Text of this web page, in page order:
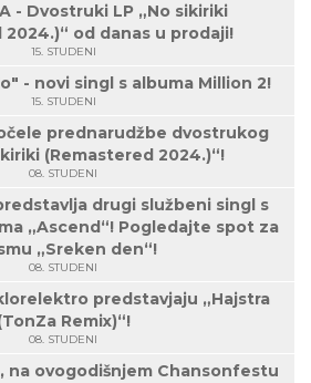
- Dvostruki LP „No sikiriki
2024.)“ od danas u prodaji!
15. STUDENI
- novi singl s albuma Million 2!
15. STUDENI
prednarudžbe dvostrukog
(Remastered 2024.)“!
08. STUDENI
drugi službeni singl s
„Ascend“! Pogledajte spot za
„Sreken den“!
08. STUDENI
predstavjaju „Hajstra
Remix)“!
08. STUDENI
na ovogodišnjem Chansonfestu